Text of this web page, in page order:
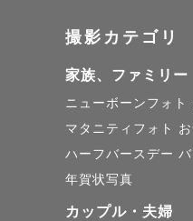
撮影カテゴリ
家族、ファミリー
ニューボーンフォト
マタニティフォト
ハーフバースデー
年賀状写真
カップル・夫婦